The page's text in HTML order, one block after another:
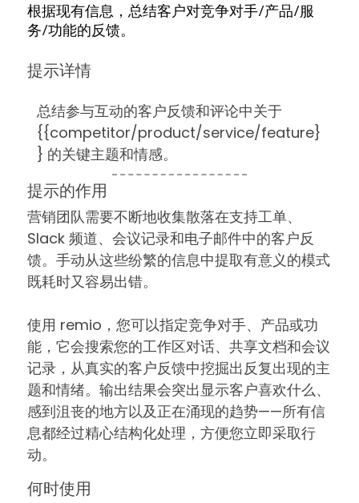
根据现有信息，总结客户对竞争对手/产品/服
务/功能的反馈。
提示详情
总结参与互动的客户反馈和评论中关于
{{competitor/product/service/feature}
} 的关键主题和情感。
提示的作用
营销团队需要不断地收集散落在支持工单、
Slack 频道、会议记录和电子邮件中的客户反
馈。手动从这些纷繁的信息中提取有意义的模式
既耗时又容易出错。
使用 remio，您可以指定竞争对手、产品或功
能，它会搜索您的工作区对话、共享文档和会议
记录，从真实的客户反馈中挖掘出反复出现的主
题和情绪。输出结果会突出显示客户喜欢什么、
感到沮丧的地方以及正在涌现的趋势——所有信
息都经过精心结构化处理，方便您立即采取行
动。
何时使用